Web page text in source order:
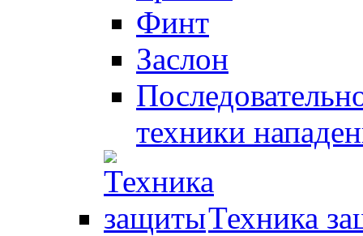
Финт
Заслон
техники
Техника